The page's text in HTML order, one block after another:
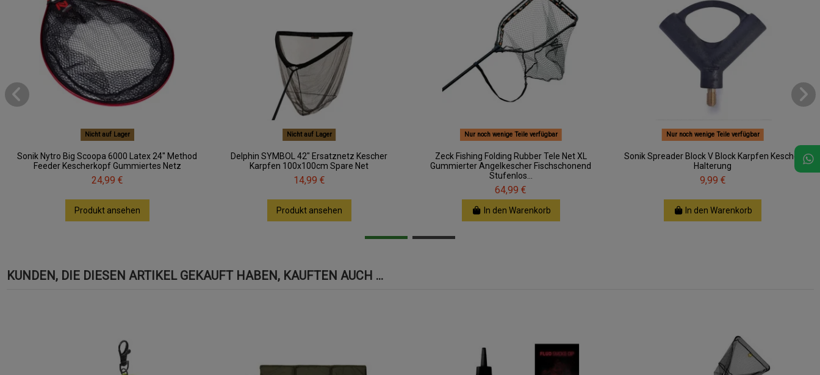
Nicht auf Lager
Sonik Nytro Big Scoopa 6000 Latex 24'' Method
Feeder Kescherkopf Gummiertes Netz
24,99 €
Produkt ansehen
Nicht auf Lager
Delphin SYMBOL 42" Ersatznetz Kescher
Karpfen 100x100cm Spare Net
14,99 €
Produkt ansehen
Nur noch wenige Teile verfügbar
Zeck Fishing Folding Rubber Tele Net XL
Gummierter Angelkescher Fischschonend
Stufenlos...
64,99 €
In den Warenkorb
Nur noch wenige Teile verfügbar
Sonik Spreader Block V Block Karpfen Kescher
Halterung
9,99 €
In den Warenkorb
KUNDEN, DIE DIESEN ARTIKEL GEKAUFT HABEN, KAUFTEN AUCH ...